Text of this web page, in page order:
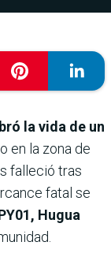
la vida de un
en la zona de
falleció tras
fatal se
Hugua